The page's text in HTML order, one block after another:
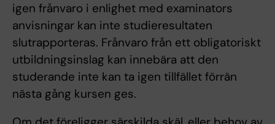
igen frånvaro i enlighet med examinators
anvisningar kan inte studieresultaten
slutrapporteras. Frånvaro från ett obligatoriskt
utbildningsinslag kan innebära att den
studerande inte kan ta igen tillfället förrän
nästa gång kursen ges.